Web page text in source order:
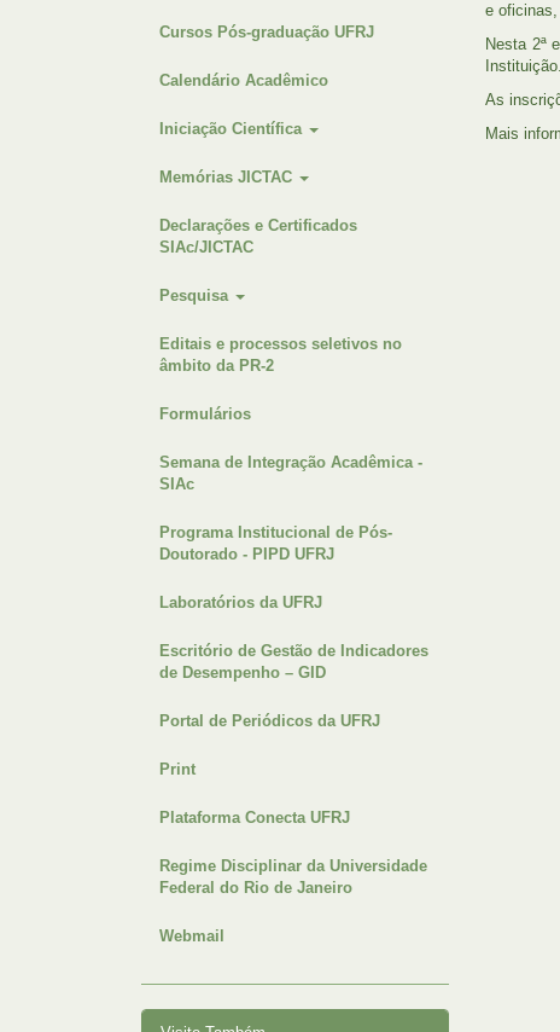
Cursos Pós-graduação UFRJ
Calendário Acadêmico
Iniciação Científica
Memórias JICTAC
Declarações e Certificados
SIAc/JICTAC
Pesquisa
Editais e processos seletivos no
âmbito da PR-2
Formulários
Semana de Integração Acadêmica -
SIAc
Programa Institucional de Pós-
Doutorado - PIPD UFRJ
Laboratórios da UFRJ
Escritório de Gestão de Indicadores
de Desempenho – GID
Portal de Periódicos da UFRJ
Print
Plataforma Conecta UFRJ
Regime Disciplinar da Universidade
Federal do Rio de Janeiro
Webmail
e
Nesta 2ª
Instituição.
As
Mais